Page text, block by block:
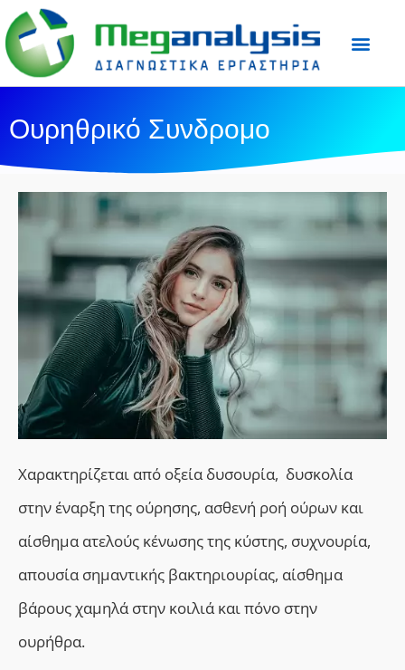
Ουρηθρικό Συνδρομο
Xαρακτηρίζεται από οξεία δυσουρία, δυσκολία
στην έναρξη της ούρησης, ασθενή ροή ούρων και
αίσθημα ατελούς κένωσης της κύστης, συχνουρία,
απουσία σημαντικής βακτηριουρίας, αίσθημα
βάρους χαμηλά στην κοιλιά και πόνο στην
ουρήθρα.